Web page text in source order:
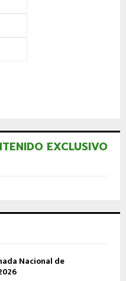
EXCLUSIVO
Nacional de